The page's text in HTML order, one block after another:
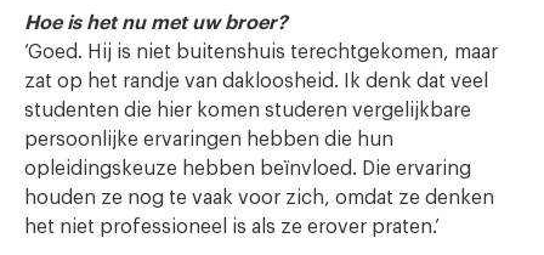
Hoe is het nu met uw broer?
‘Goed. Hij is niet buitenshuis terechtgekomen, maar
zat op het randje van dakloosheid. Ik denk dat veel
studenten die hier komen studeren vergelijkbare
persoonlijke ervaringen hebben die hun
opleidingskeuze hebben beïnvloed. Die ervaring
houden ze nog te vaak voor zich, omdat ze denken
het niet professioneel is als ze erover praten.’